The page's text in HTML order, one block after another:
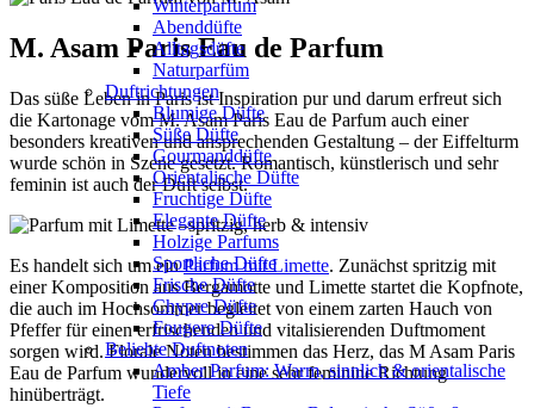
Winterparfum
Abenddüfte
Alltagsdüfte
Naturparfüm
Duftrichtungen
Blumige Düfte
Süße Düfte
Gourmanddüfte
Orientalische Düfte
Fruchtige Düfte
Elegante Düfte
Holzige Parfums
Sportliche Düfte
Frische Düfte
Chypre Düfte
Fougere Düfte
Beliebte Duftnoten
Amber Parfum: Warm, sinnlich & orientalische
Tiefe
M. Asam Paris Eau de Parfum
Das süße Leben in Paris ist Inspiration pur und darum erfreut sich
die Kartonage vom M. Asam Paris Eau de Parfum auch einer
besonders kreativen und ansprechenden Gestaltung – der Eiffelturm
wurde schön in Szene gesetzt. Romantisch, künstlerisch und sehr
feminin ist auch der Duft selbst.
Es handelt sich um einParfum mit Limette. Zunächst spritzig mit
einer Komposition aus Bergamotte und Limette startet die Kopfnote,
die auch im Hochsommer begleitet von einem zarten Hauch von
Pfeffer für einen erfrischenden und vitalisierenden Duftmoment
sorgen wird. Florale Noten bestimmen das Herz, das M Asam Paris
Eau de Parfum wundervoll in eine sehr feminine Richtung
hinüberträgt.